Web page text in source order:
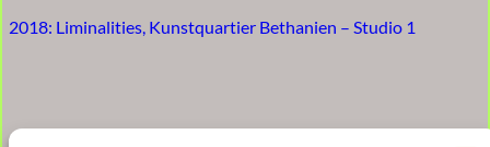
2018: Liminalities, Kunstquartier Bethanien – Studio 1